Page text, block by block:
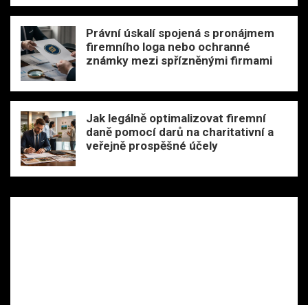
Právní úskalí spojená s pronájmem
firemního loga nebo ochranné
známky mezi spřízněnými firmami
Jak legálně optimalizovat firemní
daně pomocí darů na charitativní a
veřejně prospěšné účely